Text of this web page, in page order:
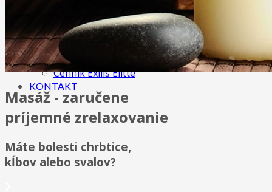
CENNÍK
Cenník masáži
Cenník kozmetických služieb
Cenník Exilis Elitte
KONTAKT
Masáž - zaručene
príjemné zrelaxovanie
Máte bolesti chrbtice,
kĺbov alebo svalov?